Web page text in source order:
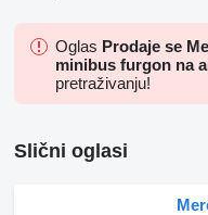
Oglas Prodaje se
minibus furgon na
pretraživanju!
Slični oglasi